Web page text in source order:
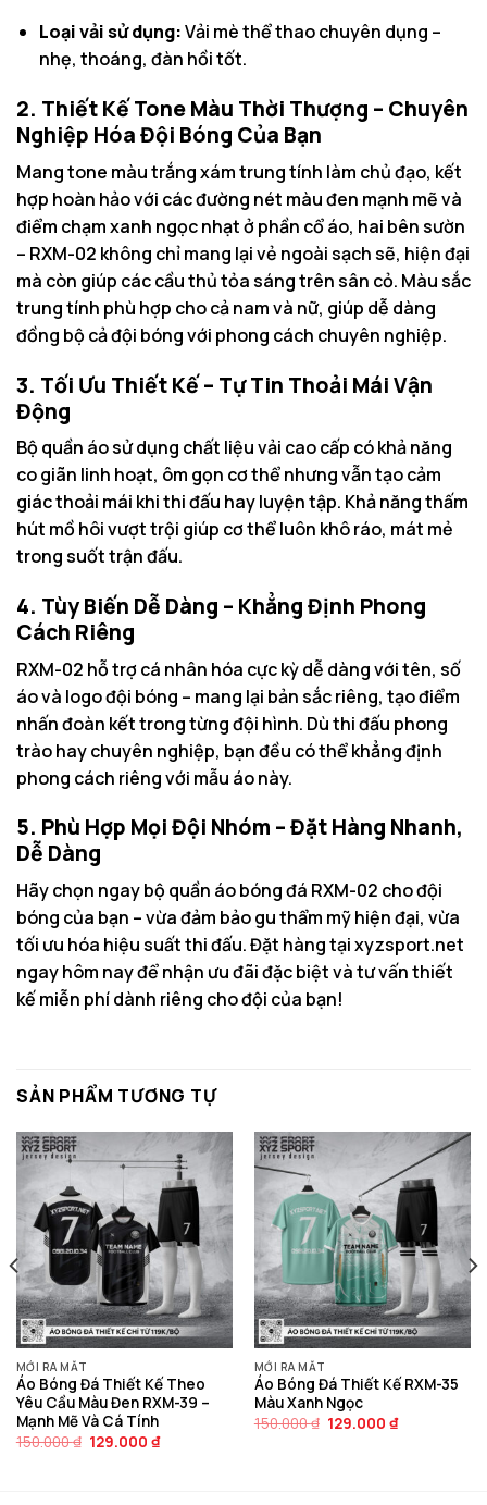
Loại vải sử dụng:Vải mè thể thao chuyên dụng –
nhẹ, thoáng, đàn hồi tốt.
2. Thiết Kế Tone Màu Thời Thượng – Chuyên
Nghiệp Hóa Đội Bóng Của Bạn
Mang tone màu trắng xám trung tính làm chủ đạo, kết
hợp hoàn hảo với các đường nét màu đen mạnh mẽ và
điểm chạm xanh ngọc nhạt ở phần cổ áo, hai bên sườn
– RXM-02 không chỉ mang lại vẻ ngoài sạch sẽ, hiện đại
mà còn giúp các cầu thủ tỏa sáng trên sân cỏ. Màu sắc
trung tính phù hợp cho cả nam và nữ, giúp dễ dàng
đồng bộ cả đội bóng với phong cách chuyên nghiệp.
3. Tối Ưu Thiết Kế – Tự Tin Thoải Mái Vận
Động
Bộ quần áo sử dụng chất liệu vải cao cấp có khả năng
co giãn linh hoạt, ôm gọn cơ thể nhưng vẫn tạo cảm
giác thoải mái khi thi đấu hay luyện tập. Khả năng thấm
hút mồ hôi vượt trội giúp cơ thể luôn khô ráo, mát mẻ
trong suốt trận đấu.
4. Tùy Biến Dễ Dàng – Khẳng Định Phong
Cách Riêng
RXM-02 hỗ trợ cá nhân hóa cực kỳ dễ dàng với tên, số
áo và logo đội bóng – mang lại bản sắc riêng, tạo điểm
nhấn đoàn kết trong từng đội hình. Dù thi đấu phong
trào hay chuyên nghiệp, bạn đều có thể khẳng định
phong cách riêng với mẫu áo này.
5. Phù Hợp Mọi Đội Nhóm – Đặt Hàng Nhanh,
Dễ Dàng
Hãy chọn ngay bộ quần áo bóng đá RXM-02 cho đội
bóng của bạn – vừa đảm bảo gu thẩm mỹ hiện đại, vừa
tối ưu hóa hiệu suất thi đấu. Đặt hàng tạixyzsport.net
ngay hôm nay để nhận ưu đãi đặc biệt và tư vấn thiết
kế miễn phí dành riêng cho đội của bạn!
SẢN PHẨM TƯƠNG TỰ
MỚI RA MẮT
Áo Bóng Đá Thiết Kế Theo
Yêu Cầu Màu Đen RXM-39 –
Mạnh Mẽ Và Cá Tính
150.000₫ Giá
129.000 ₫Giá
MỚI RA MẮT
Áo Bóng Đá Thiết Kế RXM-35
Màu Xanh Ngọc
150.000₫ Giá
129.000 ₫Giá